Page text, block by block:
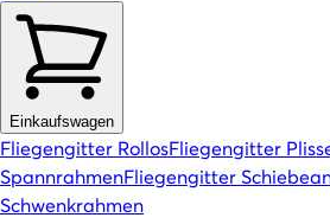
Einkaufswagen
Fliegengitter RollosFliegengitter
SpannrahmenFliegengitter
Schwenkrahmen